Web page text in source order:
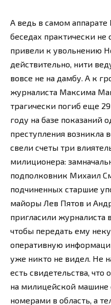
А ведь в самом
беседах практически
привели к увольнению
действительно, нити
вовсе не на дамбу. А к
журналиста Максима
трагически погиб еще
году на базе показаний
преступления возникла
свели счеты три
милиционера:
подполковник Михаил
подчиненных старшие
майоры Лев Пятов и
пригласили журналиста
чтобы передать ему
оперативную
уже никто не видел. Не
есть свидетельства,
на милицейской машине
номерами в область, а